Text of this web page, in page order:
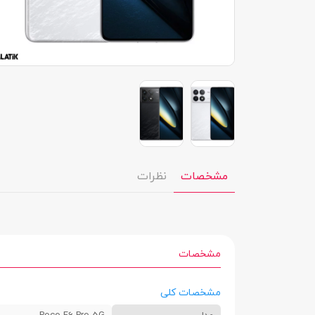
مشخصات نظرات
مشخصات
مشخصات کلی